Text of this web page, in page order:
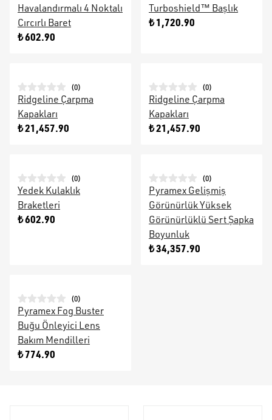
Havalandırmalı 4 Noktalı
Cırcırlı Baret
₺ 602.90
Turboshield™ Başlık
₺ 1,720.90
(0)
Ridgeline Çarpma
Kapakları
₺ 21,457.90
(0)
Ridgeline Çarpma
Kapakları
₺ 21,457.90
(0)
Yedek Kulaklık
Braketleri
₺ 602.90
(0)
Pyramex Gelişmiş
Görünürlük Yüksek
Görünürlüklü Sert Şapka
Boyunluk
₺ 34,357.90
(0)
Pyramex Fog Buster
Buğu Önleyici Lens
Bakım Mendilleri
₺ 774.90